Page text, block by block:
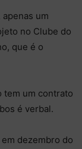
um
no Clube do
que é o
tem um contrato
é verbal.
dezembro do